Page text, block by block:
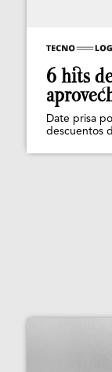
6 hits
Date prisa
descuentos